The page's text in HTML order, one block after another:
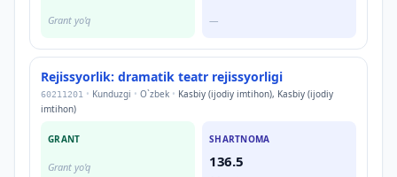
Grant yo'q —
Rejissyorlik: dramatik teatr rejissyorligi
60211201 • Kunduzgi • O`zbek • Kasbiy (ijodiy imtihon), Kasbiy (ijodiy
imtihon)
GRANT
Grant yo'q
SHARTNOMA
136.5